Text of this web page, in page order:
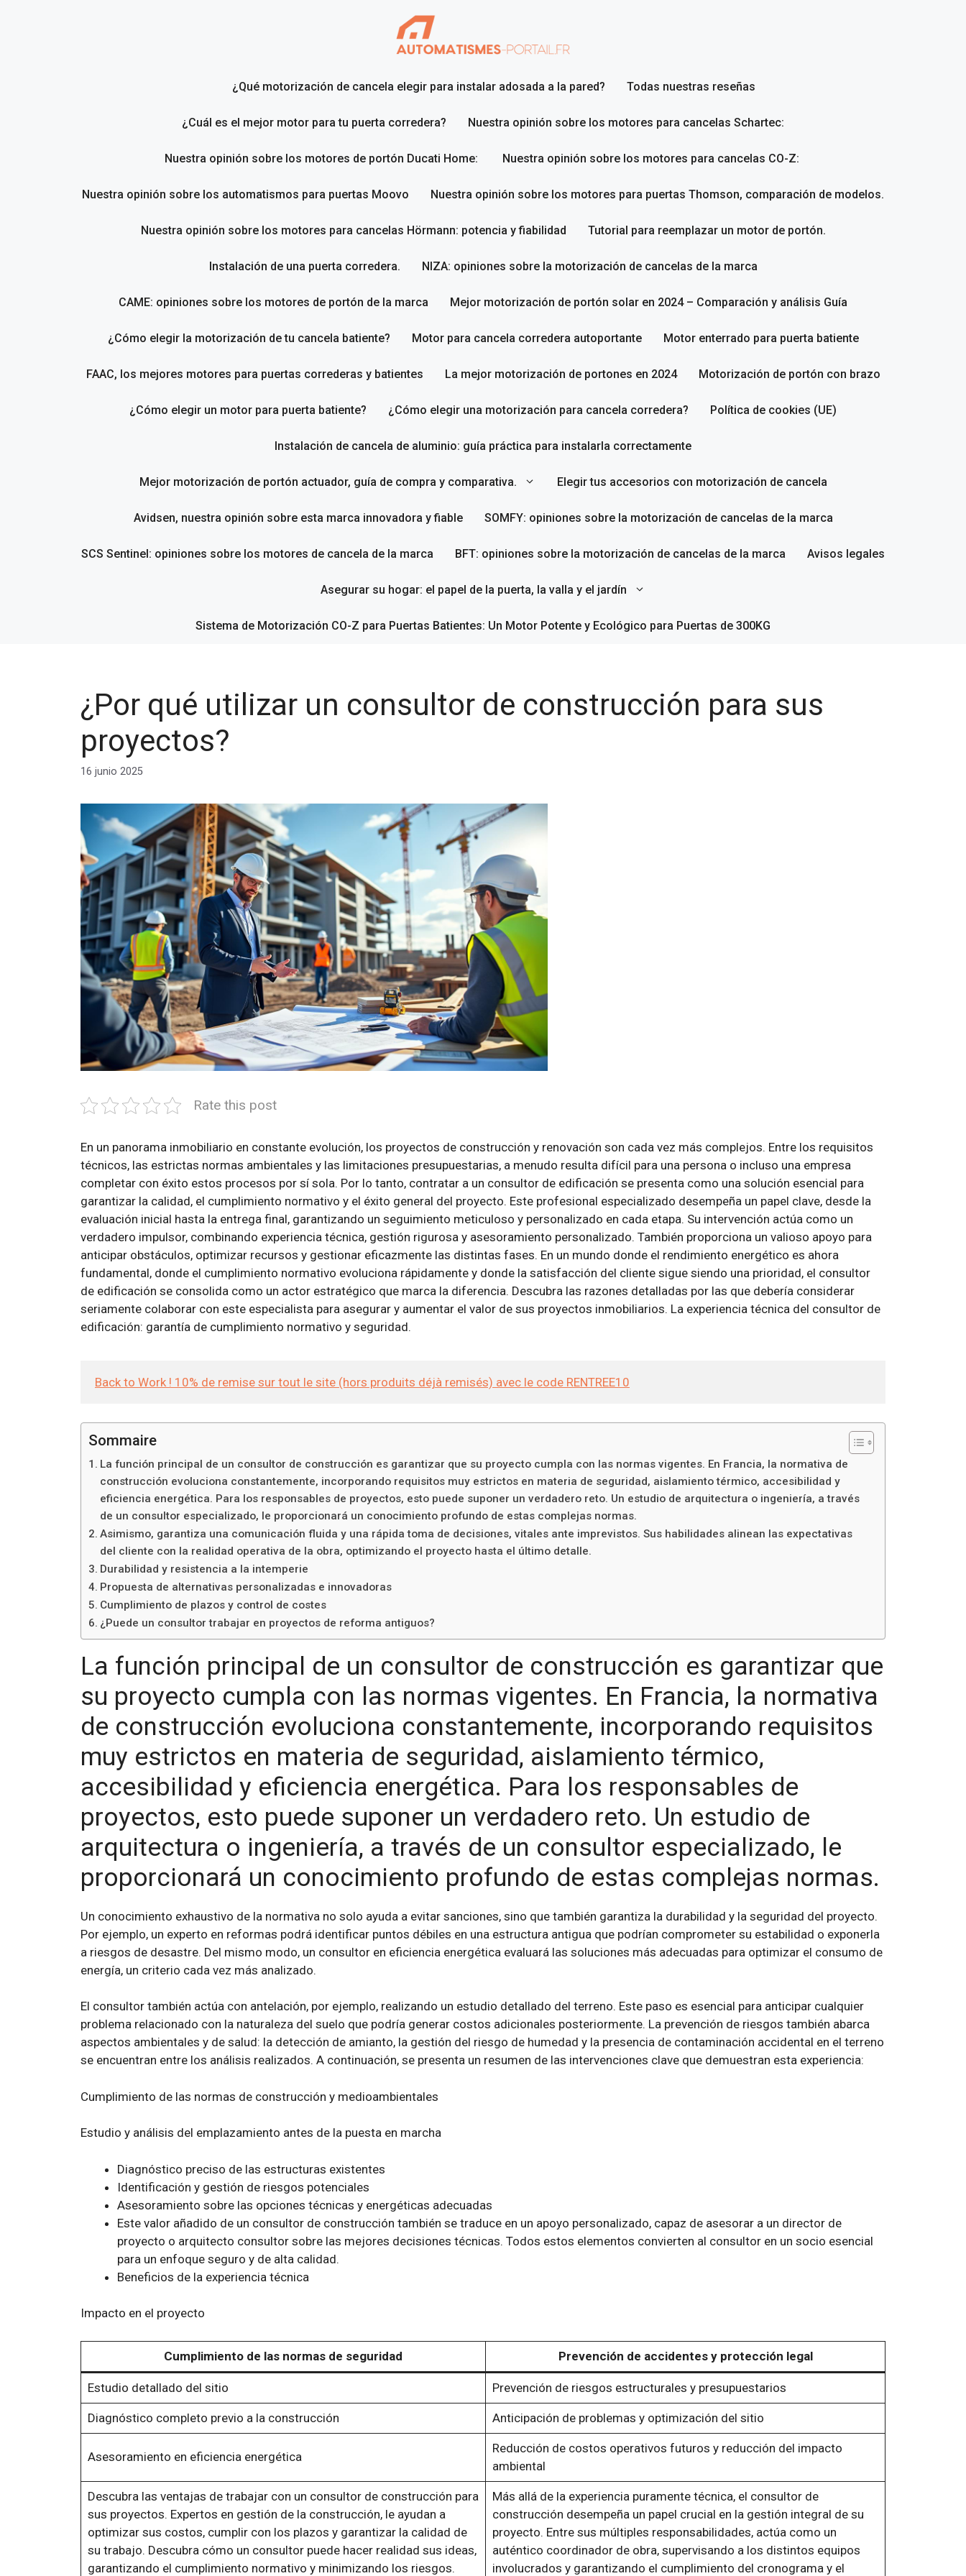
¿Qué motorización de cancela elegir para instalar adosada a la pared? Todas nuestras reseñas
¿Cuál es el mejor motor para tu puerta corredera? Nuestra opinión sobre los motores para cancelas Schartec:
Nuestra opinión sobre los motores de portón Ducati Home: Nuestra opinión sobre los motores para cancelas CO-Z:
Nuestra opinión sobre los automatismos para puertas Moovo Nuestra opinión sobre los motores para puertas Thomson, comparación de modelos.
Nuestra opinión sobre los motores para cancelas Hörmann: potencia y fiabilidad Tutorial para reemplazar un motor de portón.
Instalación de una puerta corredera. NIZA: opiniones sobre la motorización de cancelas de la marca
CAME: opiniones sobre los motores de portón de la marca Mejor motorización de portón solar en 2024 – Comparación y análisis Guía
¿Cómo elegir la motorización de tu cancela batiente? Motor para cancela corredera autoportante Motor enterrado para puerta batiente
FAAC, los mejores motores para puertas correderas y batientes La mejor motorización de portones en 2024 Motorización de portón con brazo
¿Cómo elegir un motor para puerta batiente? ¿Cómo elegir una motorización para cancela corredera? Política de cookies (UE)
Instalación de cancela de aluminio: guía práctica para instalarla correctamente
Mejor motorización de portón actuador, guía de compra y comparativa. Elegir tus accesorios con motorización de cancela
Avidsen, nuestra opinión sobre esta marca innovadora y fiable SOMFY: opiniones sobre la motorización de cancelas de la marca
SCS Sentinel: opiniones sobre los motores de cancela de la marca BFT: opiniones sobre la motorización de cancelas de la marca Avisos legales
Asegurar su hogar: el papel de la puerta, la valla y el jardín
Sistema de Motorización CO-Z para Puertas Batientes: Un Motor Potente y Ecológico para Puertas de 300KG
¿Por qué utilizar un consultor de construcción para sus
proyectos?
16 junio 2025
Rate this post
En un panorama inmobiliario en constante evolución, los proyectos de construcción y renovación son cada vez más complejos. Entre los requisitos
técnicos, las estrictas normas ambientales y las limitaciones presupuestarias, a menudo resulta difícil para una persona o incluso una empresa
completar con éxito estos procesos por sí sola. Por lo tanto, contratar a un consultor de edificación se presenta como una solución esencial para
garantizar la calidad, el cumplimiento normativo y el éxito general del proyecto. Este profesional especializado desempeña un papel clave, desde la
evaluación inicial hasta la entrega final, garantizando un seguimiento meticuloso y personalizado en cada etapa. Su intervención actúa como un
verdadero impulsor, combinando experiencia técnica, gestión rigurosa y asesoramiento personalizado. También proporciona un valioso apoyo para
anticipar obstáculos, optimizar recursos y gestionar eficazmente las distintas fases. En un mundo donde el rendimiento energético es ahora
fundamental, donde el cumplimiento normativo evoluciona rápidamente y donde la satisfacción del cliente sigue siendo una prioridad, el consultor
de edificación se consolida como un actor estratégico que marca la diferencia. Descubra las razones detalladas por las que debería considerar
seriamente colaborar con este especialista para asegurar y aumentar el valor de sus proyectos inmobiliarios. La experiencia técnica del consultor de
edificación: garantía de cumplimiento normativo y seguridad.
Back to Work ! 10% de remise sur tout le site (hors produits déjà remisés) avec le code RENTREE10
Sommaire
La función principal de un consultor de construcción es garantizar que su proyecto cumpla con las normas vigentes. En Francia, la normativa de
construcción evoluciona constantemente, incorporando requisitos muy estrictos en materia de seguridad, aislamiento térmico, accesibilidad y
eficiencia energética. Para los responsables de proyectos, esto puede suponer un verdadero reto. Un estudio de arquitectura o ingeniería, a través
de un consultor especializado, le proporcionará un conocimiento profundo de estas complejas normas.
Asimismo, garantiza una comunicación fluida y una rápida toma de decisiones, vitales ante imprevistos. Sus habilidades alinean las expectativas
del cliente con la realidad operativa de la obra, optimizando el proyecto hasta el último detalle.
Durabilidad y resistencia a la intemperie
Propuesta de alternativas personalizadas e innovadoras
Cumplimiento de plazos y control de costes
¿Puede un consultor trabajar en proyectos de reforma antiguos?
La función principal de un consultor de construcción es garantizar que
su proyecto cumpla con las normas vigentes. En Francia, la normativa
de construcción evoluciona constantemente, incorporando requisitos
muy estrictos en materia de seguridad, aislamiento térmico,
accesibilidad y eficiencia energética. Para los responsables de
proyectos, esto puede suponer un verdadero reto. Un estudio de
arquitectura o ingeniería, a través de un consultor especializado, le
proporcionará un conocimiento profundo de estas complejas normas.
Un conocimiento exhaustivo de la normativa no solo ayuda a evitar sanciones, sino que también garantiza la durabilidad y la seguridad del proyecto.
Por ejemplo, un experto en reformas podrá identificar puntos débiles en una estructura antigua que podrían comprometer su estabilidad o exponerla
a riesgos de desastre. Del mismo modo, un consultor en eficiencia energética evaluará las soluciones más adecuadas para optimizar el consumo de
energía, un criterio cada vez más analizado.
El consultor también actúa con antelación, por ejemplo, realizando un estudio detallado del terreno. Este paso es esencial para anticipar cualquier
problema relacionado con la naturaleza del suelo que podría generar costos adicionales posteriormente. La prevención de riesgos también abarca
aspectos ambientales y de salud: la detección de amianto, la gestión del riesgo de humedad y la presencia de contaminación accidental en el terreno
se encuentran entre los análisis realizados. A continuación, se presenta un resumen de las intervenciones clave que demuestran esta experiencia:
Cumplimiento de las normas de construcción y medioambientales
Estudio y análisis del emplazamiento antes de la puesta en marcha
Diagnóstico preciso de las estructuras existentes
Identificación y gestión de riesgos potenciales
Asesoramiento sobre las opciones técnicas y energéticas adecuadas
Este valor añadido de un consultor de construcción también se traduce en un apoyo personalizado, capaz de asesorar a un director de
proyecto o arquitecto consultor sobre las mejores decisiones técnicas. Todos estos elementos convierten al consultor en un socio esencial
para un enfoque seguro y de alta calidad.
Beneficios de la experiencia técnica
Impacto en el proyecto
Cumplimiento de las normas de seguridad Prevención de accidentes y protección legal
Estudio detallado del sitio Prevención de riesgos estructurales y presupuestarios
Diagnóstico completo previo a la construcción Anticipación de problemas y optimización del sitio
Asesoramiento en eficiencia energética
Reducción de costos operativos futuros y reducción del impacto
ambiental
Descubra las ventajas de trabajar con un consultor de construcción para
sus proyectos. Expertos en gestión de la construcción, le ayudan a
optimizar sus costos, cumplir con los plazos y garantizar la calidad de
su trabajo. Descubra cómo un consultor puede hacer realidad sus ideas,
garantizando el cumplimiento normativo y minimizando los riesgos.
Más allá de la experiencia puramente técnica, el consultor de
construcción desempeña un papel crucial en la gestión integral de su
proyecto. Entre sus múltiples responsabilidades, actúa como un
auténtico coordinador de obra, supervisando a los distintos equipos
involucrados y garantizando el cumplimiento del cronograma y el